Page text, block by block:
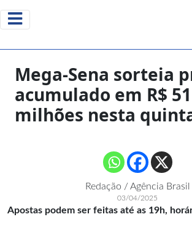
Mega-Sena sorteia
acumulado em R$ 51
milhões nesta
Redação / Agência Brasil
03/04/2025
Apostas podem ser feitas até as 19h,